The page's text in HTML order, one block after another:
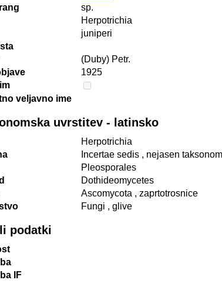
sp.
Herpotrichia
juniperi
(Duby) Petr.
1925
veljavno ime
uvrstitev - latinsko
Herpotrichia
Incertae sedis , nejasen
Pleosporales
Dothideomycetes
Ascomycota , zaprtotrosnice
Fungi , glive
podatki
IF